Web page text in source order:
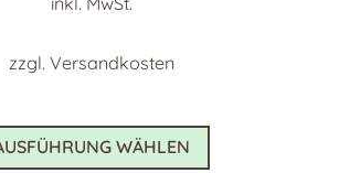
zzgl. Versandkosten
WÄHLEN
Dieses